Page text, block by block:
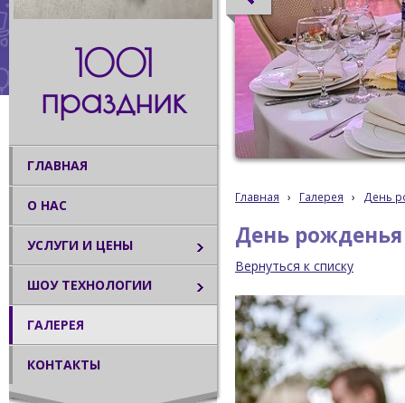
1001
праздник
ГЛАВНАЯ
О НАС
УСЛУГИ И ЦЕНЫ
ШОУ ТЕХНОЛОГИИ
ГАЛЕРЕЯ
КОНТАКТЫ
Главная › Галерея › День
День
Вернуться к списку